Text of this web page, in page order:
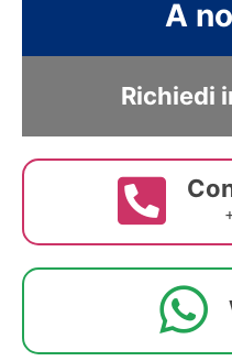
A
Richiedi